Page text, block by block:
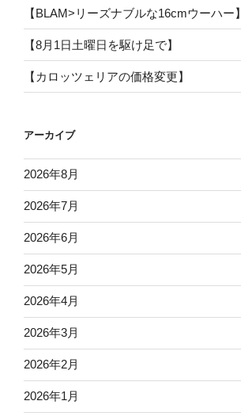
【BLAM>リーズナブルな16cmウーハー】
【8月1日土曜日を駆け足で】
【カロッツェリアの価格変更】
アーカイブ
2026年8月
2026年7月
2026年6月
2026年5月
2026年4月
2026年3月
2026年2月
2026年1月